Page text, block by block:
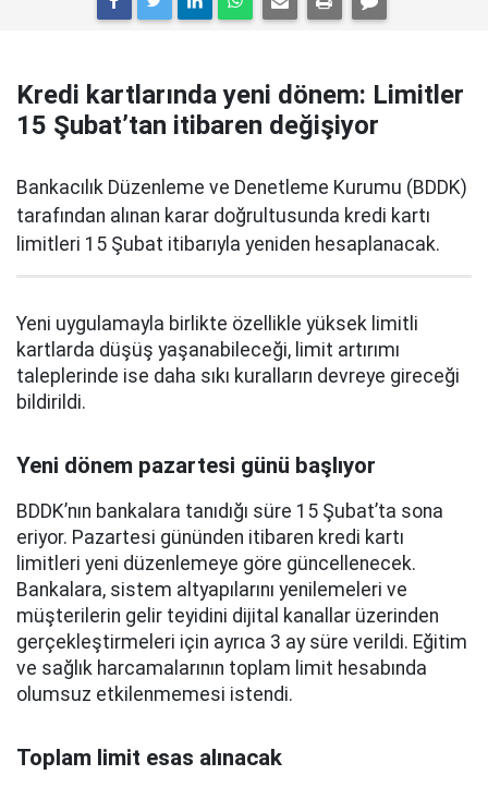
Kredi kartlarında yeni dönem: Limitler
15 Şubat’tan itibaren değişiyor
Bankacılık Düzenleme ve Denetleme Kurumu (BDDK)
tarafından alınan karar doğrultusunda kredi kartı
limitleri 15 Şubat itibarıyla yeniden hesaplanacak.
Yeni uygulamayla birlikte özellikle yüksek limitli
kartlarda düşüş yaşanabileceği, limit artırımı
taleplerinde ise daha sıkı kuralların devreye gireceği
bildirildi.
Yeni dönem pazartesi günü başlıyor
BDDK’nın bankalara tanıdığı süre 15 Şubat’ta sona
eriyor. Pazartesi gününden itibaren kredi kartı
limitleri yeni düzenlemeye göre güncellenecek.
Bankalara, sistem altyapılarını yenilemeleri ve
müşterilerin gelir teyidini dijital kanallar üzerinden
gerçekleştirmeleri için ayrıca 3 ay süre verildi. Eğitim
ve sağlık harcamalarının toplam limit hesabında
olumsuz etkilenmemesi istendi.
Toplam limit esas alınacak